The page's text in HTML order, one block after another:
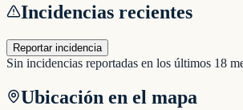
Incidencias recientes
Reportar incidencia
Sin incidencias reportadas en los últimos 18
Ubicación en el mapa